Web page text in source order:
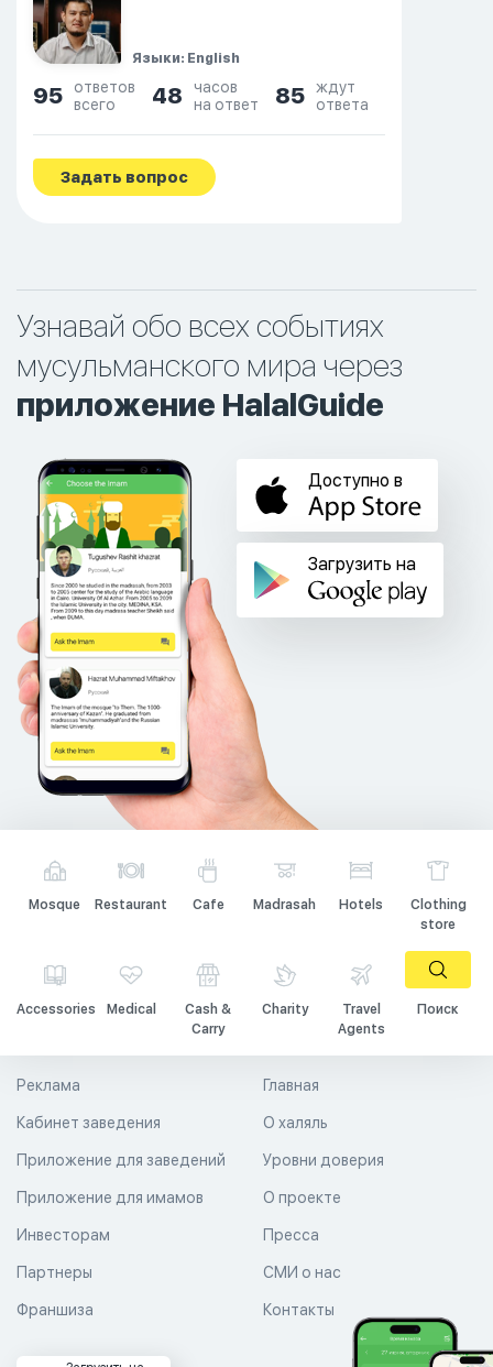
Языки: English
95
ответов
всего
48
часов
на ответ
85
ждут
ответа
Задать вопрос
Узнавай обо всех событиях
мусульманского мира через
приложение HalalGuide
Доступно в
Загрузить на
Mosque Restaurant Cafe Madrasah Hotels
Clothing
store
Accessories Medical
Cash &
Carry
Charity
Travel
Agents
Поиск
Главная
О халяль
Уровни доверия
Реклама
Кабинет заведения
Приложение для заведений
Приложение для имамов О проекте
Пресса
СМИ о нас
Контакты
Инвесторам
Партнеры
Франшиза